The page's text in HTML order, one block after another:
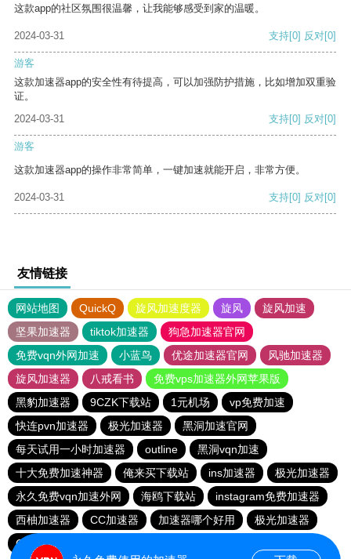
这款app的社区氛围很温馨，让我能够感受到家的温暖。
2024-03-31 支持[0] 反对[0]
游客
这款加速器app的安全性有待提高，可以加强防护措施，比如增加双重验
证。
2024-03-31
支持[0] 反对[0]
游客
这款加速器app的操作非常简单，一键加速就能开启，非常方便。
2024-03-31 支持[0] 反对[0]
友情链接
网站地图 QuickQ 旋风加速度器 旋风
旋风加速
坚果加速器
tiktok加速器
狗急加速器官网
免费vqn外网加速
小蓝鸟 优途加速器官网
风驰加速器
旋风加速器
八戒看书
免费vps加速器外网苹果版
黑豹加速器
9CZK下载站 1元机场
vp免费加速
快连pvn加速器
极光加速器
黑洞加速官网
每天试用一小时加速器
outline
黑洞vqn加速
十大免费加速神器
俺来买下载站 ins加速器
极光加速器
永久免费vqn加速外网
海鸥下载站
instagram免费加速器
西柚加速器
CC加速器 加速器哪个好用
极光加速器
CC加速器